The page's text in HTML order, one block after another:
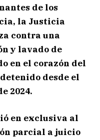
de los
la Justicia
contra una
y lavado de
en el corazón del
desde el
2024.
en exclusiva al
parcial a juicio